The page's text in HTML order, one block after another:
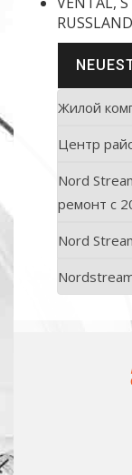
Жилой
Центр
Nord
ремонт с
Nord